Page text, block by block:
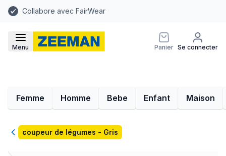
Collabore avec FairWear
Menu Panier Se connecter
Femme Homme Bebe Enfant Maison
Retourcoupeur de légumes - Gris